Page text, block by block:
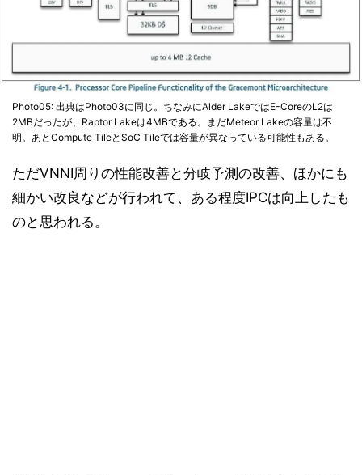
Photo05: 出典はPhoto03に同じ。ちなみにAlder LakeではE-CoreのL2は
2MBだったが、Raptor Lakeは4MBである。まだMeteor Lakeの容量は不
明。あとCompute TileとSoC Tileでは容量が異なっている可能性もある。
ただVNNI周りの性能改善と分岐予測の改善、ほかにも
細かい改良などが行われて、ある程度IPCは向上したも
のと思われる。